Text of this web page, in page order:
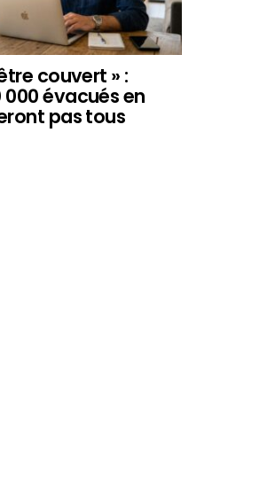
couvert » :
évacués en
pas tous